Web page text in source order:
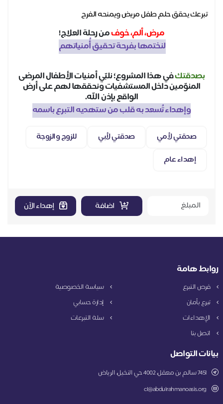
تبرعك يحقق حلم طفل مريض ويمنحه الفرح
مرض، ألم، خوفمن رحلة العلاج!
لنختمها بفرحة تحقيق أُمنياتهم
بصدقتكفي هذا المشروع؛ نلبّي أمنيات الأطفال المرضى
المنوّمين داخل المستشفيات ونحققها لهم على أرض
الواقع بإذن الله.
وإهداء تُسعد به قلب من ستهديه التبرع باسمه
صدقتي لأمي صدقتي لأبي
للزوج والزوجة
إهداء عام
اضافة إهداء الآن
روابط هامة
فرص التبرع
سياسة الخصوصية
تبرع بأمان
إدارة حسابي
الإهداءات
سلة التبرعات
اتصل بنا
بيانات التواصل
7451 سالم بن معقل، 4002 حي النخيل، الرياض
cl@abdulrahmanoasis.org